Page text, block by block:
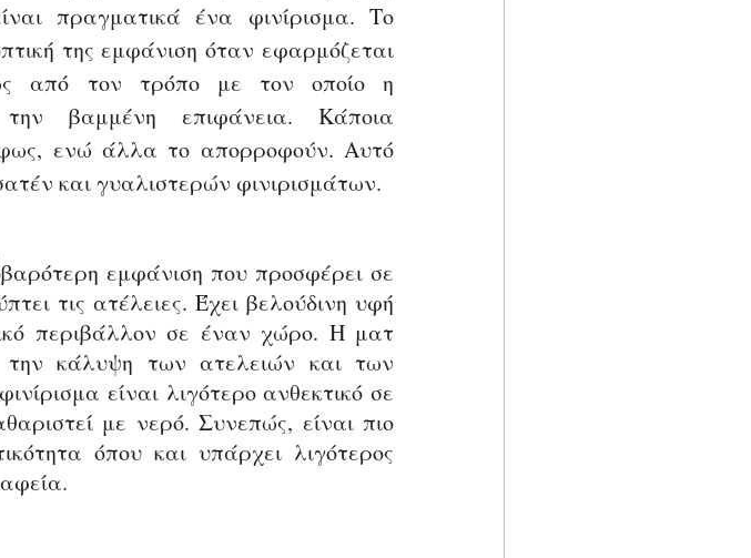
πραγματικά ένα φινίρισμα. Το
της εμφάνιση όταν εφαρμόζεται
την βαμμένη επιφάνεια. Κάποια
φως, ενώ άλλα το απορροφούν. Αυτό
και γυαλιστερών φινιρισμάτων.
εμφάνιση που προσφέρει σε
τις ατέλειες. Έχει βελούδινη υφή
περιβάλλον σε έναν χώρο. Η ματ
κάλυψη των ατελειών και των
με νερό. Συνεπώς, είναι πιο
όπου και υπάρχει λιγότερος